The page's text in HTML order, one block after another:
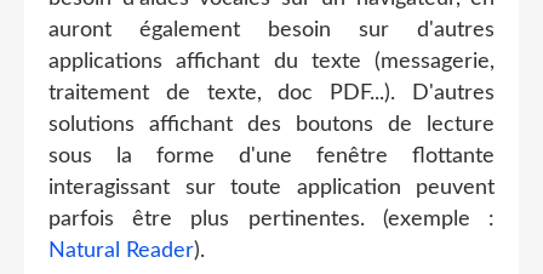
auront également besoin sur d'autres
applications affichant du texte (messagerie,
traitement de texte, doc PDF...). D'autres
solutions affichant des boutons de lecture
sous la forme d'une fenêtre flottante
interagissant sur toute application peuvent
parfois être plus pertinentes. (exemple :
Natural Reader).